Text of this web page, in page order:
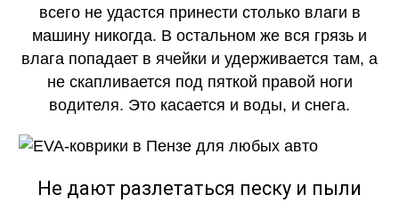
всего не удастся принести столько влаги в
машину никогда. В остальном же вся грязь и
влага попадает в ячейки и удерживается там, а
не скапливается под пяткой правой ноги
водителя. Это касается и воды, и снега.
Не дают разлетаться песку и пыли